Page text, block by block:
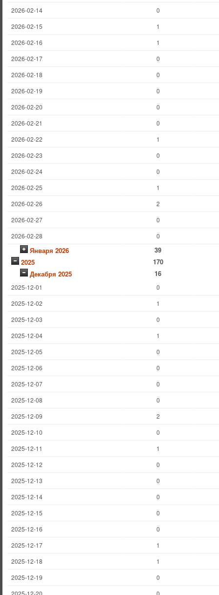
2026-02-14
0
2026-02-15
1
2026-02-16
1
2026-02-17
0
2026-02-18
0
2026-02-19
0
2026-02-20
0
2026-02-21
0
2026-02-22
1
2026-02-23
0
2026-02-24
0
2026-02-25
1
2026-02-26
2
2026-02-27
0
2026-02-28
0
Января 2026
39
2025
170
Декабря 2025
16
2025-12-01
0
2025-12-02
1
2025-12-03
0
2025-12-04
1
2025-12-05
0
2025-12-06
0
2025-12-07
0
2025-12-08
0
2025-12-09
2
2025-12-10
0
2025-12-11
1
2025-12-12
0
2025-12-13
0
2025-12-14
0
2025-12-15
0
2025-12-16
0
2025-12-17
1
2025-12-18
1
2025-12-19
0